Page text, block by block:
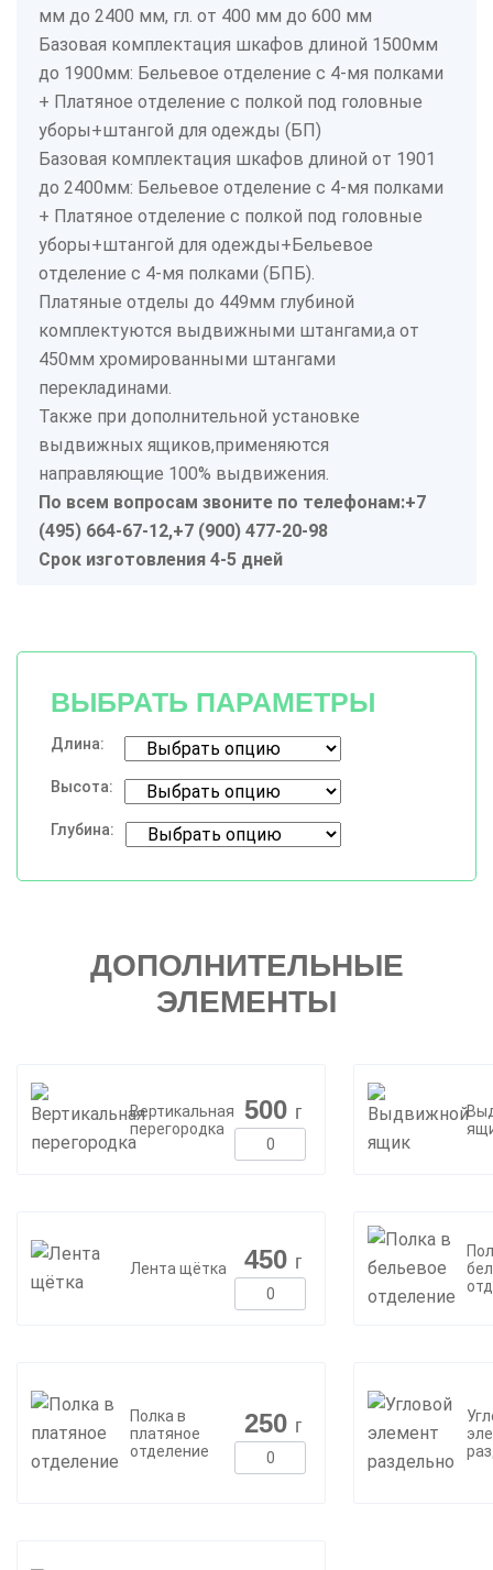
мм до 2400 мм, гл. от 400 мм до 600 мм
Базовая комплектация шкафов длиной 1500мм
до 1900мм: Бельевое отделение с 4-мя полками
+ Платяное отделение с полкой под головные
уборы+штангой для одежды (БП)
Базовая комплектация шкафов длиной от 1901
до 2400мм: Бельевое отделение с 4-мя полками
+ Платяное отделение с полкой под головные
уборы+штангой для одежды+Бельевое
отделение с 4-мя полками (БПБ).
Платяные отделы до 449мм глубиной
комплектуются выдвижными штангами,а от
450мм хромированными штангами
перекладинами.
Также при дополнительной установке
выдвижных ящиков,применяются
направляющие 100% выдвижения.
По всем вопросам звоните по телефонам:+7
(495) 664-67-12,+7 (900) 477-20-98
Срок изготовления 4-5 дней
ВЫБРАТЬ ПАРАМЕТРЫ
Длина:
Высота:
Глубина:
ДОПОЛНИТЕЛЬНЫЕ
ЭЛЕМЕНТЫ
Вертикальная
перегородка
500 г
Лента щётка 450 г
Полка в
платяное
отделение
250 г